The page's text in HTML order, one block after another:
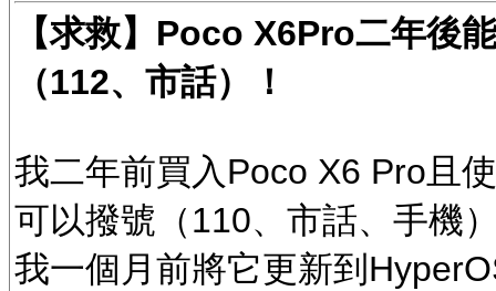
【求救】Poco X6Pro二年後
（112、市話）！
我二年前買入Poco X6 Pro且
可以撥號（110、市話、手機
我一個月前將它更新到